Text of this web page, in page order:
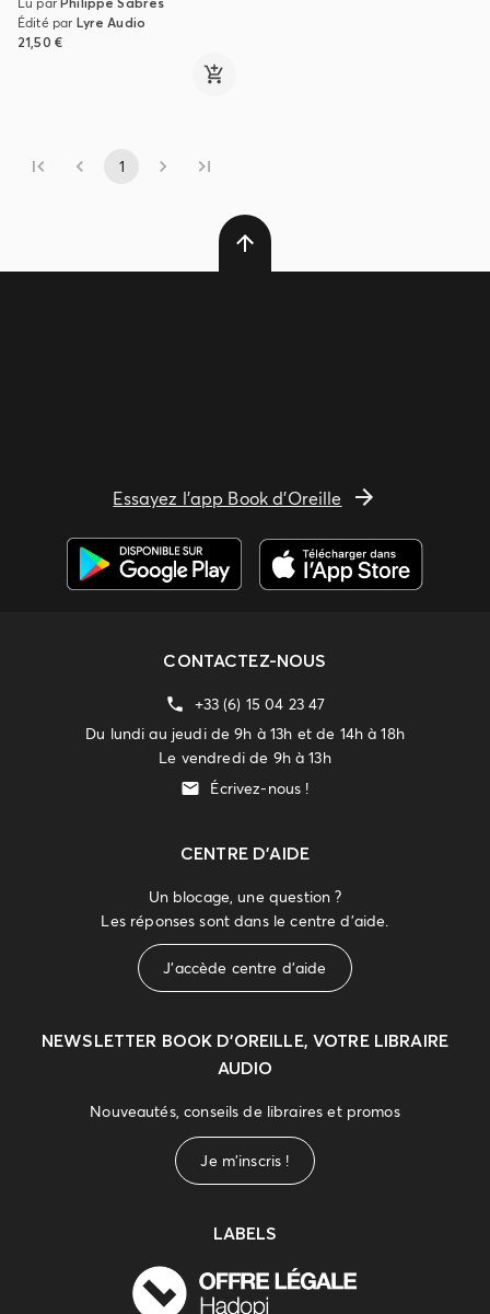
Édité par Lyre Audio
21,50 €
1
Essayez l'app Book d'Oreille
CONTACTEZ-NOUS
+33 (6) 15 04 23 47
Du lundi au jeudi de 9h à 13h et de 14h à 18h
Le vendredi de 9h à 13h
Écrivez-nous !
CENTRE D'AIDE
Un blocage, une question ?
Les réponses sont dans le centre d'aide.
J'accède centre d'aide
NEWSLETTER BOOK D’OREILLE, VOTRE LIBRAIRE
AUDIO
Nouveautés, conseils de libraires et promos
Je m'inscris !
LABELS